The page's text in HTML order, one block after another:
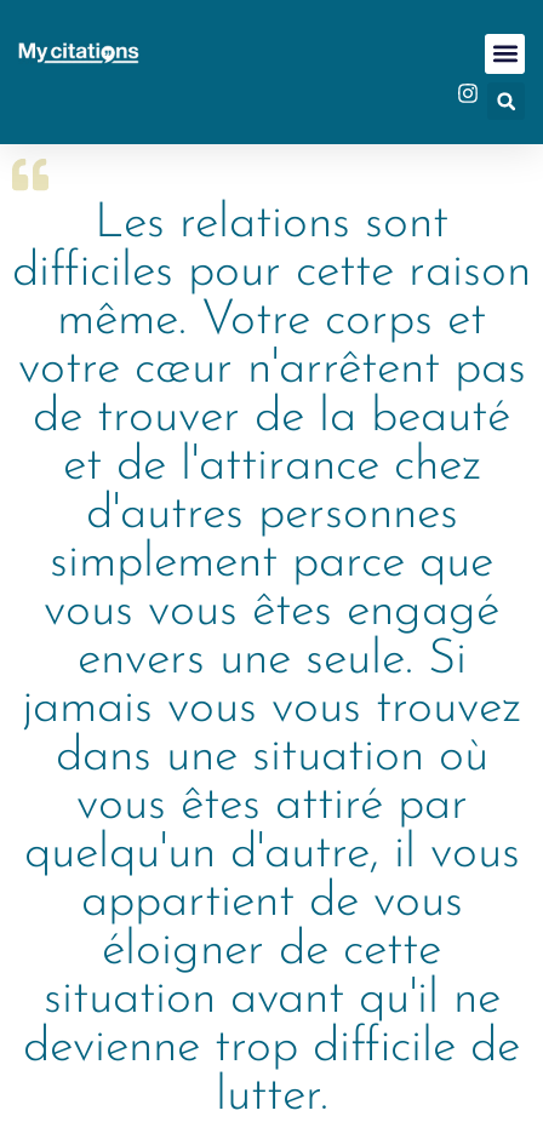
Les relations sont
difficiles pour cette raison
même. Votre corps et
votre cœur n'arrêtent pas
de trouver de la beauté
et de l'attirance chez
d'autres personnes
simplement parce que
vous vous êtes engagé
envers une seule. Si
jamais vous vous trouvez
dans une situation où
vous êtes attiré par
quelqu'un d'autre, il vous
appartient de vous
éloigner de cette
situation avant qu'il ne
devienne trop difficile de
lutter.